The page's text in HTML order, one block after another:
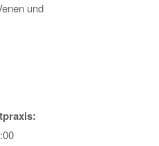
und